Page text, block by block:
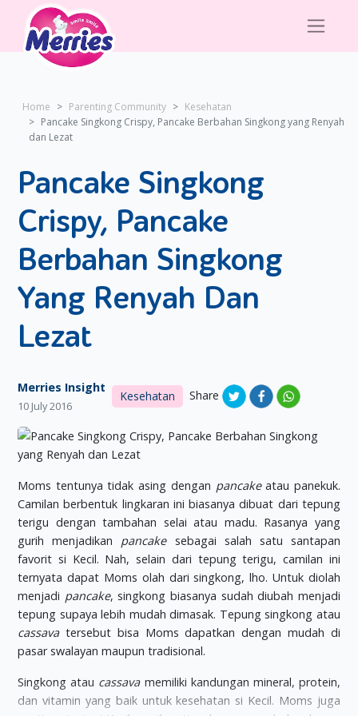
Home Parenting Community
Kesehatan
Pancake Singkong Crispy, Pancake Berbahan Singkong yang Renyah
dan Lezat
Pancake Singkong
Crispy, Pancake
Berbahan Singkong
Yang Renyah Dan
Lezat
Merries Insight
10 July 2016
Kesehatan Share
Moms tentunya tidak asing dengan pancakeatau panekuk.
Camilan berbentuk lingkaran ini biasanya dibuat dari tepung
terigu dengan tambahan selai atau madu. Rasanya yang
gurih menjadikan pancake sebagai salah satu santapan
favorit si Kecil. Nah, selain dari tepung terigu, camilan ini
ternyata dapat Moms olah dari singkong, lho. Untuk diolah
menjadi pancake, singkong biasanya sudah diubah menjadi
tepung supaya lebih mudah dimasak. Tepung singkong atau
cassava tersebut bisa Moms dapatkan dengan mudah di
pasar swalayan maupun tradisional.
Singkong atau cassava memiliki kandungan mineral, protein,
dan vitamin yang baik untuk kesehatan si Kecil. Moms juga